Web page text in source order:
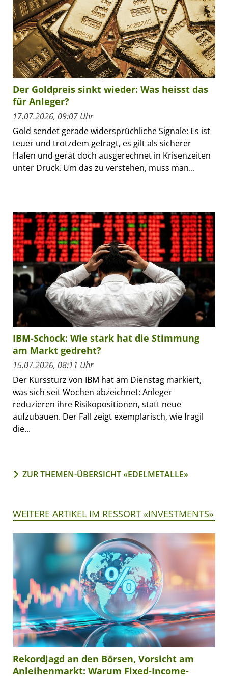
Der Goldpreis sinkt wieder: Was heisst das
für Anleger?
17.07.2026, 09:07 Uhr
Gold sendet gerade widersprüchliche Signale: Es ist
teuer und trotzdem gefragt, es gilt als sicherer
Hafen und gerät doch ausgerechnet in Krisenzeiten
unter Druck. Um das zu verstehen, muss man...
IBM-Schock: Wie stark hat die Stimmung
am Markt gedreht?
15.07.2026, 08:11 Uhr
Der Kurssturz von IBM hat am Dienstag markiert,
was sich seit Wochen abzeichnet: Anleger
reduzieren ihre Risikopositionen, statt neue
aufzubauen. Der Fall zeigt exemplarisch, wie fragil
die...
ZUR THEMEN-ÜBERSICHT «EDELMETALLE»
WEITERE ARTIKEL IM RESSORT «INVESTMENTS»
Rekordjagd an den Börsen, Vorsicht am
Anleihenmarkt: Warum Fixed-Income-